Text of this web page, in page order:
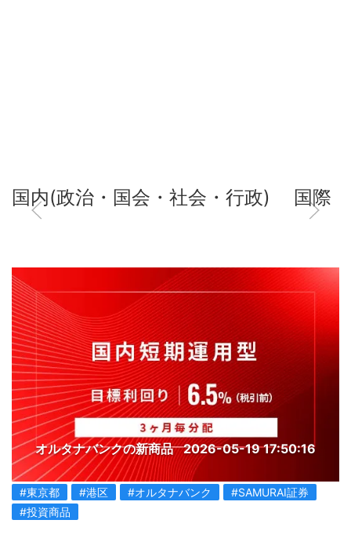
国内(政治・国会・社会・行政) 国際
オルタナバンクの新商品 2026-05-19 17:50:16
#東京都 #港区 #オルタナバンク
#SAMURAI証券
#投資商品